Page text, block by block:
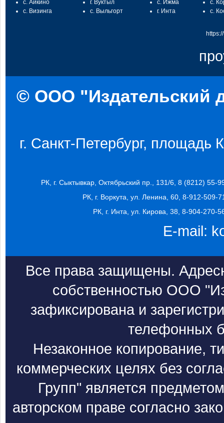
с. Айкино
с. Визинга
г. Вуктыл
с. Выльгорт
с. Ижма
г. Инта
с.
с.
© ООО "Издательский
г. Санкт-Петербург, площадь
РК, г. Сыктывкар, Октябрьский пр., 131/6, 8 (8212) 55-
РК, г. Воркута, ул. Ленина, 60, 8-912-509-
РК, г. Инта, ул. Кирова, 38, 8-904-270-
E-mail:
Все права защищены.
собственностью ООО
зафиксирована и
телефонных
Незаконное копирование,
коммерческих целях без
Групп" является
авторском праве согласно